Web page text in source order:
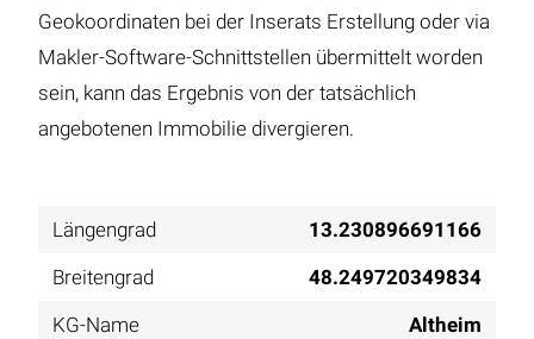
Geokoordinaten bei der Inserats Erstellung oder via
Makler-Software-Schnittstellen übermittelt worden
sein, kann das Ergebnis von der tatsächlich
angebotenen Immobilie divergieren.
Längengrad
13.230896691166
Breitengrad
48.249720349834
KG-Name
Altheim